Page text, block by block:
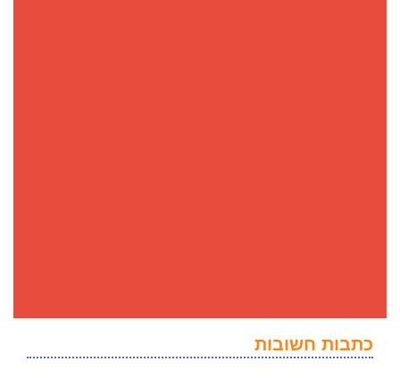
כתבות חשובות